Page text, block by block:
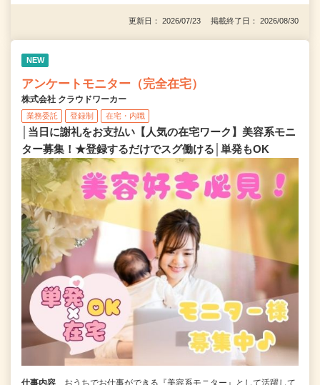
更新日： 2026/07/23 掲載終了日： 2026/08/30
NEW
アンケートモニター（完全在宅）
株式会社 クラウドワーカー
業務委託 登録制 在宅・内職
│当日に謝礼をお支払い【人気の在宅ワーク】美容系モニ
ター募集！★登録するだけでスグ働ける│単発もOK